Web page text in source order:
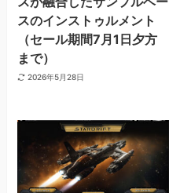
スのインストゥルメント
（セール期間7月1日夕方
まで）
2026年5月28日